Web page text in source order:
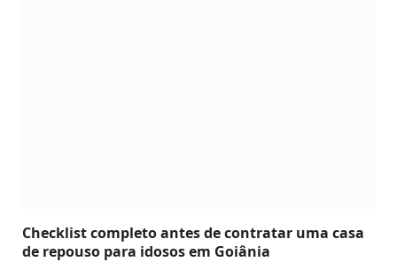
Checklist completo antes de contratar uma casa
de repouso para idosos em Goiânia